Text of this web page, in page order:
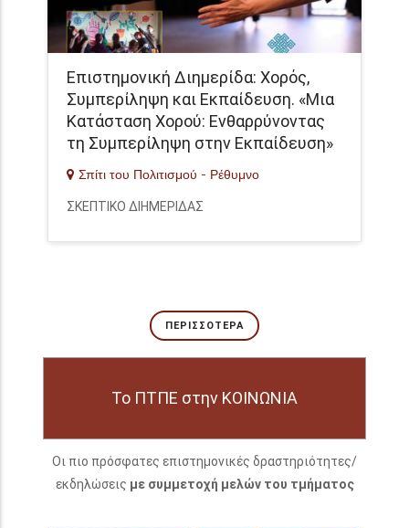
Επιστημονική Διημερίδα: Χορός,
Συμπερίληψη και Εκπαίδευση. «Μια
Κατάσταση Χορού: Ενθαρρύνοντας
τη Συμπερίληψη στην Εκπαίδευση»
Σπίτι του Πολιτισμού - Ρέθυμνο
ΣΚΕΠΤΙΚΟ ΔΙΗΜΕΡΙΔΑΣ
ΠΕΡΙΣΣΌΤΕΡΑ
Το ΠΤΠΕ στην ΚΟΙΝΩΝΙΑ
Οι πιο πρόσφατες επιστημονικές δραστηριότητες/
εκδηλώσεις με συμμετοχή μελών του τμήματος